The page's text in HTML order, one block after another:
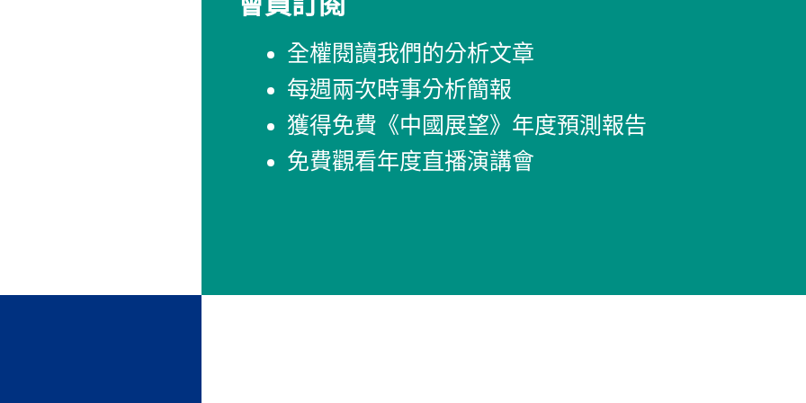
全權閱讀我們的分析文章
每週兩次時事分析簡報
獲得免費《中國展望》年度預測報告
免費觀看年度直播演講會